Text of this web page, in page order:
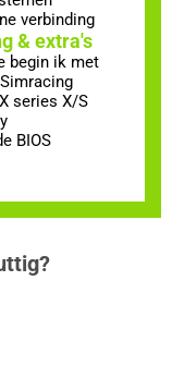
verbinding
& extra's
begin ik met
Simracing
series X/S
BIOS